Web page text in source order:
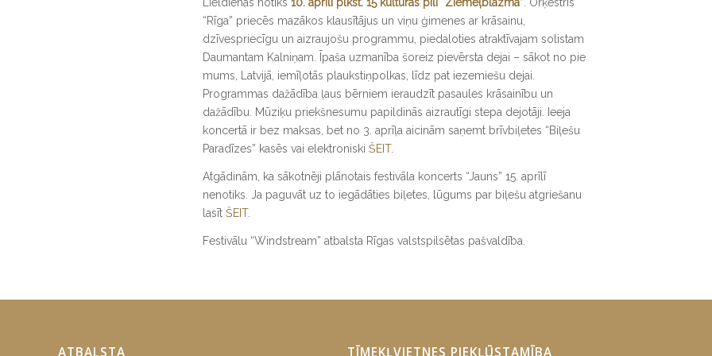
Lieldienās notiks 10. aprīlī plkst. 15 kultūras pilī “Ziemeļblāzma”. Orķestris
“Rīga” priecēs mazākos klausītājus un viņu ģimenes ar krāsainu,
dzīvespriecīgu un aizraujošu programmu, piedaloties atraktīvajam solistam
Daumantam Kalniņam. Īpaša uzmanība šoreiz pievērsta dejai – sākot no pie
mums, Latvijā, iemīļotās plaukstiņpolkas, līdz pat iezemiešu dejai.
Programmas dažādība ļaus bērniem ieraudzīt pasaules krāsainību un
dažādību. Mūziķu priekšnesumu papildinās aizrautīgi stepa dejotāji. Ieeja
koncertā ir bez maksas, bet no 3. aprīļa aicinām saņemt brīvbiļetes “Biļešu
Paradīzes” kasēs vai elektroniski ŠEIT.
Atgādinām, ka sākotnēji plānotais festivāla koncerts “Jauns” 15. aprīlī
nenotiks. Ja paguvāt uz to iegādāties biļetes, lūgums par biļešu atgriešanu
lasīt ŠEIT.
Festivālu “Windstream” atbalsta Rīgas valstspilsētas pašvaldība.
ATBALSTA TĪMEKĻVIETNES PIEKĻŪSTAMĪBA